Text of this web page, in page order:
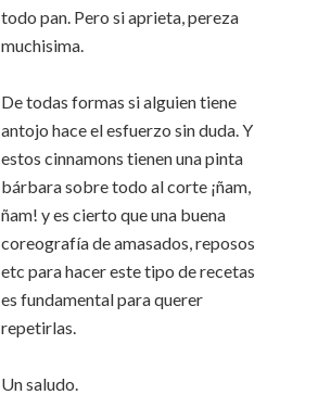
todo pan. Pero si aprieta, pereza
muchisima.
De todas formas si alguien tiene
antojo hace el esfuerzo sin duda. Y
estos cinnamons tienen una pinta
bárbara sobre todo al corte ¡ñam,
ñam! y es cierto que una buena
coreografía de amasados, reposos
etc para hacer este tipo de recetas
es fundamental para querer
repetirlas.
Un saludo.